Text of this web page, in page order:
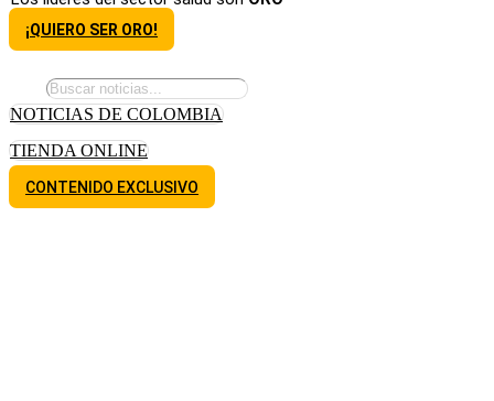
¡QUIERO SER ORO!
NOTICIAS DE COLOMBIA
TIENDA ONLINE
CONTENIDO EXCLUSIVO